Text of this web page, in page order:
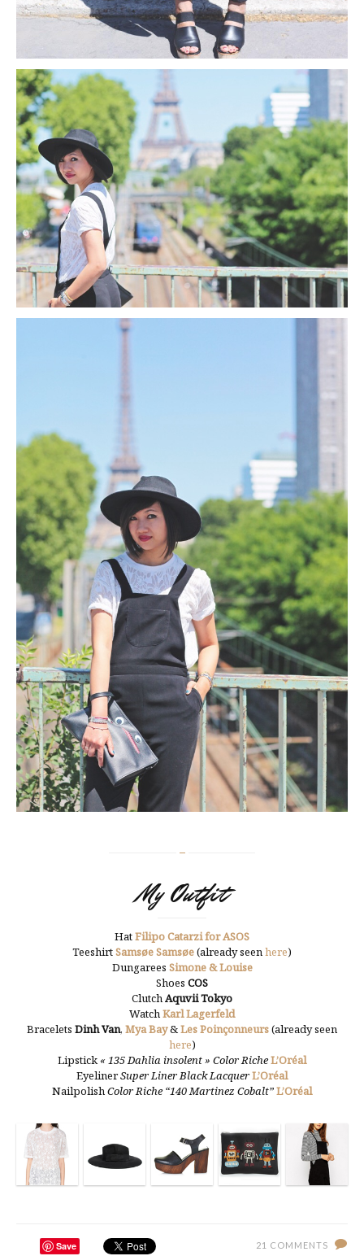
My Outfit
HatFilipo Catarzi for ASOS
TeeshirtSamsøe Samsøe(already seenhere)
Dungarees Simone & Louise
Shoes COS
ClutchAquvii Tokyo
WatchKarl Lagerfeld
Bracelets Dinh Van, Mya Bay&Les Poinçonneurs(already seen
here)
Lipstick« 135 Dahlia insolent » Color RicheL’Oréal
EyelinerSuper Liner Black LacquerL’Oréal
NailpolishColor Riche “140 Martinez Cobalt”L’Oréal
Save 21 COMMENTS